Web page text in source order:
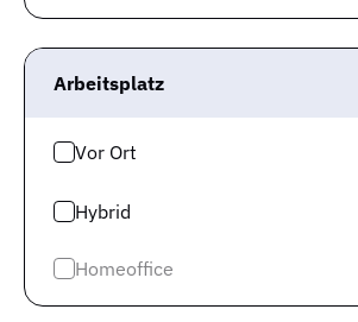
Arbeitsplatz
Vor Ort
Hybrid
Homeoffice